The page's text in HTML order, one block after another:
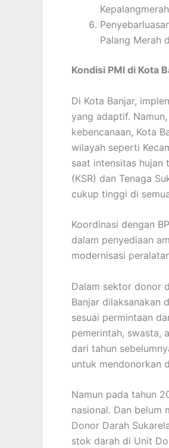
Palang Merah
Kondisi PMI di Kota
Di Kota Banjar,
yang adaptif.
kebencanaan, Kota
wilayah seperti
saat intensitas hujan
(KSR) dan Tenaga
cukup tinggi di
Koordinasi dengan
dalam penyediaan
modernisasi
Dalam sektor donor
Banjar dilaksanakan
sesuai permintaan
pemerintah, swasta,
dari tahun
untuk mendonorkan
Namun pada tahun
nasional. Dan belum
Donor Darah
stok darah di Unit